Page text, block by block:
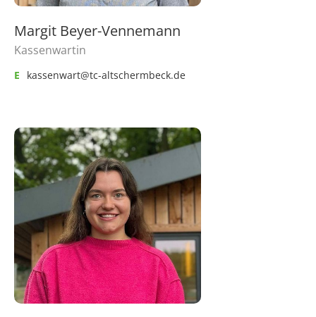
Margit Beyer-Vennemann
Kassenwartin
E kassenwart@tc-altschermbeck.de